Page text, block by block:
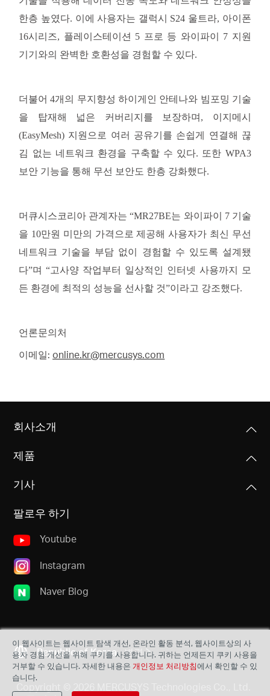
한층 높였다. 이에 사용자는 갤럭시 S24 울트라, 아이폰
16시리즈, 플레이스테이션 5 프로 등 와이파이
7 지원
기기와의 완벽한 호환성을 경험할 수 있다.
더불어 4개의 무지향성 하이게인 안테나와 빔포밍 기술
을 탑재해 넓은 커버리지를 보장하며, 이지메시
(EasyMesh) 지원으로 여러 공유기를 손쉽게 연결해 끊
김 없는 네트워크 환경을 구축할 수 있다. 또한 WPA3
보안 기능을 통해 무선 보안도 한층 강화했다.
머큐시스코리아 관계자는 “MR27BE는 와이파이 7 기술
을 10만원 미만의 가격으로 제공해 사용자가 최신 무선
네트워크 기술을 부담 없이 경험할 수 있도록 설계됐
다”며 “고사양 작업부터 일상적인 인터넷 사용까지 모
든 환경에 최적의 성능을 선사할 것”이라고 강조했다.
언론문의처
이메일:online.kr@mercusys.com
회사소개
제품
기사
팔로우 하기
Youtube
Instagram
Naver Blog
Republic of Korea 변경
이 웹사이트는 웹사이트 탐색 개선, 온라인 활동 분석, 웹사이트상의 사
용자 경험 개선을 위해 쿠키를 사용합니다. 귀하는 언제든지 쿠키 사용을
거부할 수 있습니다. 자세한 내용은 개인정보 처리방침에서 확인할 수 있
습니다.